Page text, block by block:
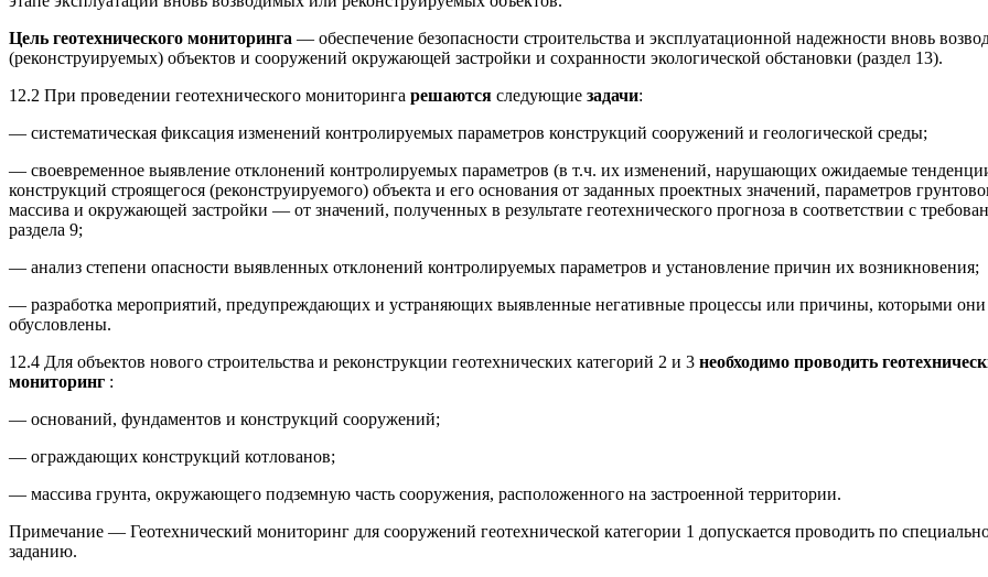
Цель геотехнического мониторинга — обеспечение безопасности строительства и эксплуатационной надежности вновь
(реконструируемых) объектов и сооружений окружающей застройки и сохранности экологической обстановки (раздел 13).
12.2 При проведении геотехнического мониторинга решаются следующие задачи:
— систематическая фиксация изменений контролируемых параметров конструкций сооружений и геологической среды;
— своевременное выявление отклонений контролируемых параметров (в т.ч. их изменений, нарушающих ожидаемые
конструкций строящегося (реконструируемого) объекта и его основания от заданных проектных значений, параметров
массива и окружающей застройки — от значений, полученных в результате геотехнического прогноза в соответствии с
раздела 9;
— анализ степени опасности выявленных отклонений контролируемых параметров и установление причин их возникновения;
— разработка мероприятий, предупреждающих и устраняющих выявленные негативные процессы или причины, которыми они
обусловлены.
12.4 Для объектов нового строительства и реконструкции геотехнических категорий 2 и 3 необходимо проводить
мониторинг :
— оснований, фундаментов и конструкций сооружений;
— ограждающих конструкций котлованов;
— массива грунта, окружающего подземную часть сооружения, расположенного на застроенной территории.
Примечание — Геотехнический мониторинг для сооружений геотехнической категории 1 допускается проводить по
заданию.